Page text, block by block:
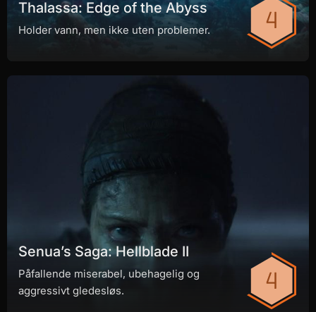
Thalassa: Edge of the Abyss
Holder vann, men ikke uten problemer.
Senua’s Saga: Hellblade II
Påfallende miserabel, ubehagelig og
aggressivt gledesløs.